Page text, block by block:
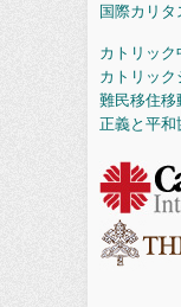
国際カリタ
カトリッ
カトリッ
難民移住
正義と平和